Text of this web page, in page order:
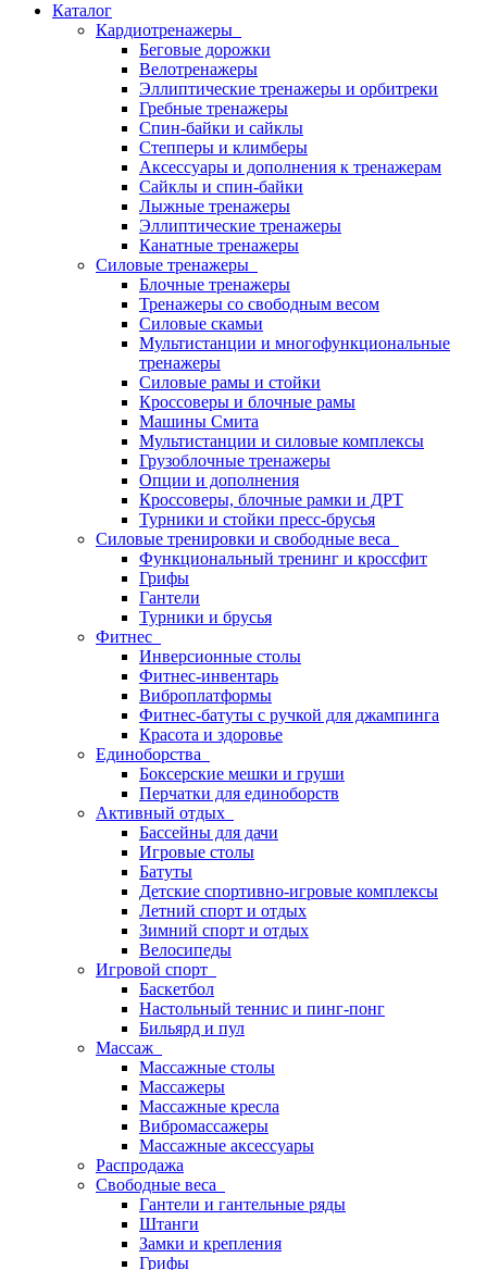
Каталог
Кардиотренажеры
Беговые дорожки
Велотренажеры
Эллиптические тренажеры и орбитреки
Гребные тренажеры
Спин-байки и сайклы
Степперы и климберы
Аксессуары и дополнения к тренажерам
Сайклы и спин-байки
Лыжные тренажеры
Эллиптические тренажеры
Канатные тренажеры
Силовые тренажеры
Блочные тренажеры
Тренажеры со свободным весом
Силовые скамьи
Мультистанции и многофункциональные
тренажеры
Силовые рамы и стойки
Кроссоверы и блочные рамы
Машины Смита
Мультистанции и силовые комплексы
Грузоблочные тренажеры
Опции и дополнения
Кроссоверы, блочные рамки и ДРТ
Турники и стойки пресс-брусья
Силовые тренировки и свободные веса
Функциональный тренинг и кроссфит
Грифы
Гантели
Турники и брусья
Фитнес
Инверсионные столы
Фитнес-инвентарь
Виброплатформы
Фитнес-батуты с ручкой для джампинга
Красота и здоровье
Единоборства
Боксерские мешки и груши
Перчатки для единоборств
Активный отдых
Бассейны для дачи
Игровые столы
Батуты
Детские спортивно-игровые комплексы
Летний спорт и отдых
Зимний спорт и отдых
Велосипеды
Игровой спорт
Баскетбол
Настольный теннис и пинг-понг
Бильярд и пул
Массаж
Массажные столы
Массажеры
Массажные кресла
Вибромассажеры
Массажные аксессуары
Распродажа
Свободные веса
Гантели и гантельные ряды
Штанги
Замки и крепления
Грифы